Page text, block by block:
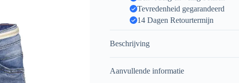
Tevredenheid gegarandeerd
14 Dagen Retourtermijn
Beschrijving
Aanvullende informatie